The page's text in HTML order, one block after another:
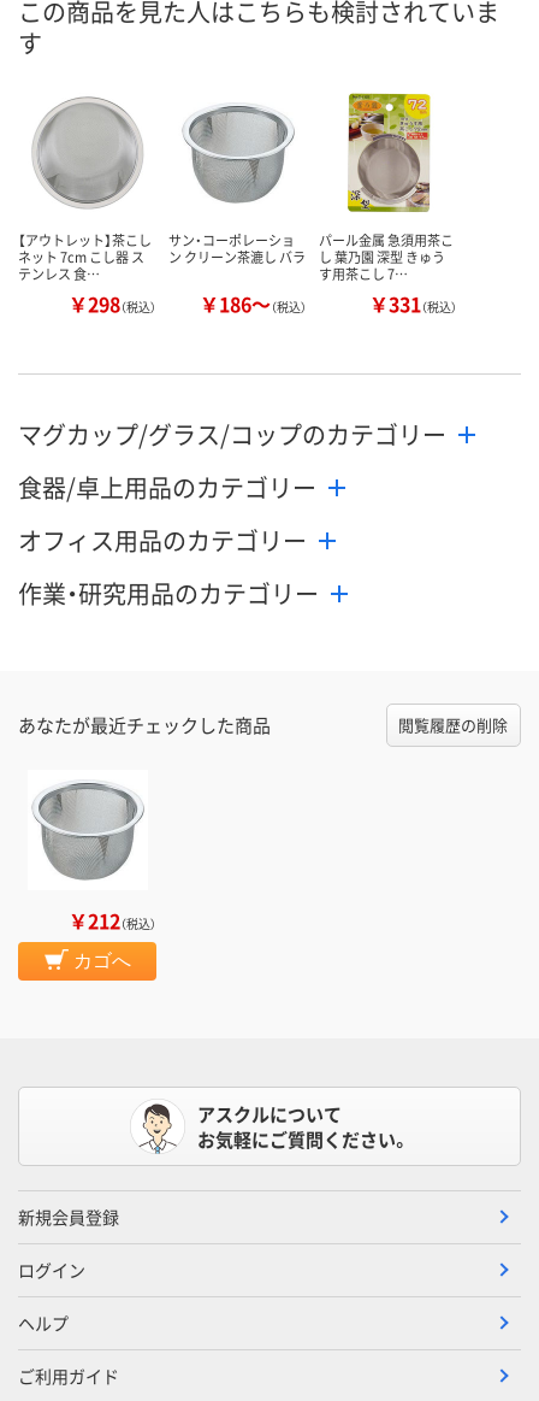
カゴへ カゴへ
この商品を見た人はこちらも検討されていま
す
【アウトレット】茶こし
ネット 7cm こし器 ス
テンレス 食…
￥298（税込）
サン・コーポレーショ
ン クリーン茶漉し バラ
￥186～（税込）
パール金属 急須用茶こ
し 葉乃園 深型 きゅう
す用茶こし 7…
￥331（税込）
マグカップ/グラス/コップのカテゴリー
食器/卓上用品のカテゴリー
オフィス用品のカテゴリー
作業・研究用品のカテゴリー
あなたが最近チェックした商品 閲覧履歴の削除
￥212（税込）
カゴへ
アスクルについて
お気軽にご質問ください。
新規会員登録
ログイン
ヘルプ
ご利用ガイド